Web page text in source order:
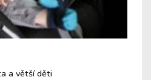
a větší děti